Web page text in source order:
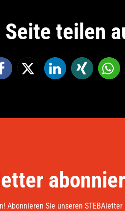
Seite teilen
Abonnieren Sie unseren